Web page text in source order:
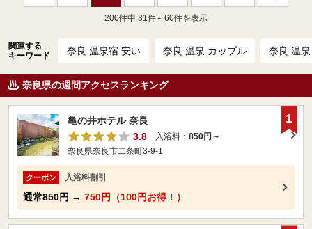
200件中 31件～60件を表示
関連する
キーワード
奈良 温泉宿 安い 奈良 温泉 カップル 奈良 温
奈良県の週間アクセスランキング
亀の井ホテル 奈良
3.8
入浴料： 850円～
奈良県奈良市二条町3-9-1
クーポン 入浴料割引
通常850円 → 750円（100円お得！）
1